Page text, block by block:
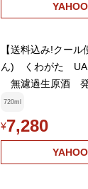
【送料込み!クー
ん) くわがた UA(
無濾過生原酒
道・沖縄は送料
720ml
¥7,280